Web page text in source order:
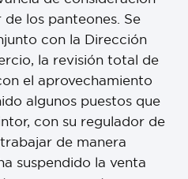
los panteones. Se
con la Dirección
la revisión total de
el aprovechamiento
algunos puestos que
con su regulador de
de manera
suspendido la venta